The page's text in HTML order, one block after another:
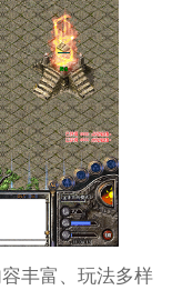
丰富、玩法多样